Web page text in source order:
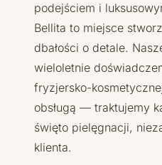
podejściem i
Bellita to miejsce
dbałości o detale.
wieloletnie
fryzjersko-
obsługą — traktujemy
święto pielęgnacji,
klienta.